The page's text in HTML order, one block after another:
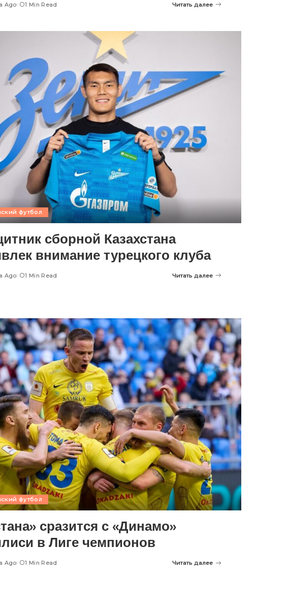
Ago 1 Min Read Читать далее
футбол
сборной Казахстана
внимание турецкого клуба
Ago 1 Min Read Читать далее
футбол
сразится с «Динамо»
в Лиге чемпионов
Ago 1 Min Read Читать далее